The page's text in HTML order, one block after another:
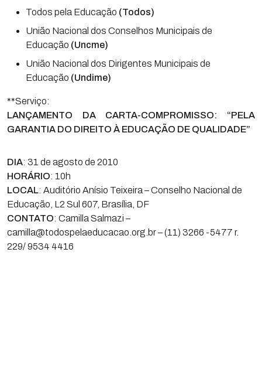
Todos pela Educação (Todos)
União Nacional dos Conselhos Municipais de
Educação (Uncme)
União Nacional dos Dirigentes Municipais de
Educação (Undime)
**Serviço:
LANÇAMENTO DA CARTA-COMPROMISSO: “PELA
GARANTIA DO DIREITO À EDUCAÇÃO DE QUALIDADE”
DIA: 31 de agosto de 2010
HORÁRIO: 10h
LOCAL: Auditório Anísio Teixeira – Conselho Nacional de
Educação, L2 Sul 607, Brasília, DF
CONTATO: Camilla Salmazi –
camilla@todospelaeducacao.org.br – (11) 3266 -5477 r.
229/ 9534 4416